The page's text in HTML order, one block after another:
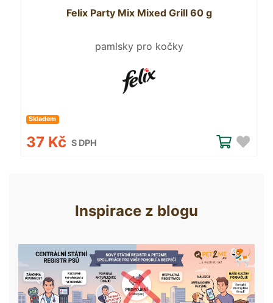
Felix Party Mix Mixed Grill 60 g
pamlsky pro kočky
Skladem
37 Kč S DPH
Inspirace z blogu